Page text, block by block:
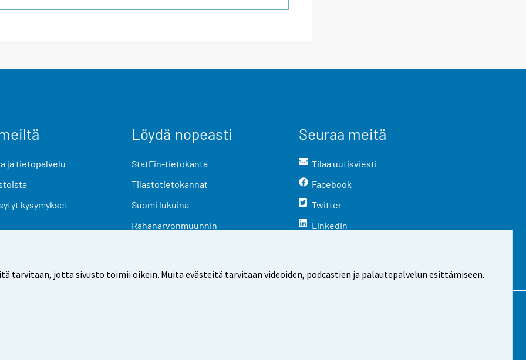
tarvitaan, jotta sivusto toimii oikein. Muita evästeitä tarvitaan videoiden, podcastien ja palautepalvelun esittämiseen.
ja tietopalvelu
kysymykset
Löydä nopeasti
StatFin-tietokanta
Tilastotietokannat
Suomi lukuina
Rahanarvonmuunnin
Seuraa meitä
Tilaa uutisviesti
Facebook
Twitter
LinkedIn